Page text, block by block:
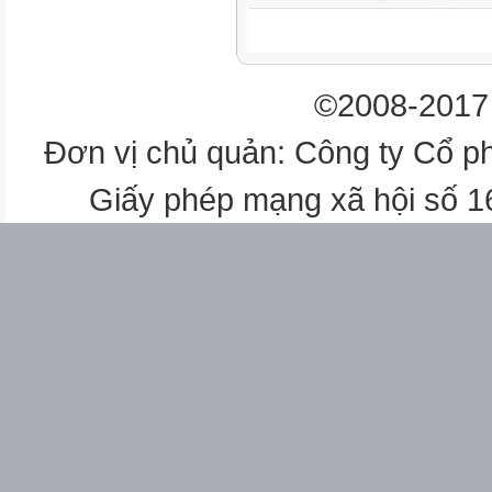
tiến Steam©2008-
Đơn vị chủ quản: Công ty Cổ
Giấy phép mạng xã hội số